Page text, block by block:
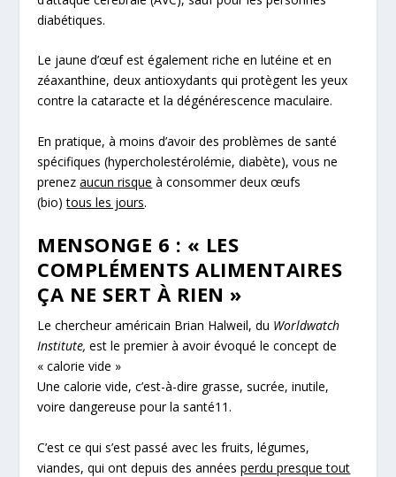
diabétiques.
Le jaune d’œuf est également riche en lutéine et en
zéaxanthine, deux antioxydants qui protègent les yeux
contre la cataracte et la dégénérescence maculaire.
En pratique, à moins d’avoir des problèmes de santé
spécifiques (hypercholestérolémie, diabète), vous ne
prenezaucun risque à consommer deux œufs
(bio)tous les jours.
MENSONGE 6 : « LES
COMPLÉMENTS ALIMENTAIRES
ÇA NE SERT À RIEN »
Le chercheur américain Brian Halweil, du Worldwatch
Institute,est le premier à avoir évoqué le concept de
« calorie vide »
Une calorie vide, c’est-à-dire grasse, sucrée, inutile,
voire dangereuse pour la santé11.
C’est ce qui s’est passé avec les fruits, légumes,
viandes, qui ont depuis des annéesperdu presque tout